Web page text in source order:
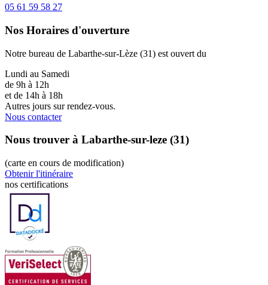
05 61 59 58 27
Nos Horaires d'ouverture
Notre bureau de Labarthe-sur-Lèze (31) est ouvert du
Lundi au Samedi
de 9h à 12h
et de 14h à 18h
Autres jours sur rendez-vous.
Nous contacter
Nous trouver à Labarthe-sur-leze (31)
(carte en cours de modification)
Obtenir l'itinéraire
nos certifications